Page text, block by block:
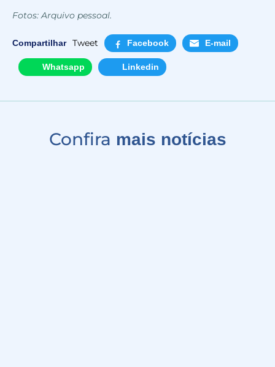
Fotos: Arquivo pessoal.
Compartilhar Tweet Facebook E-mail
Whatsapp Linkedin
Confira mais notícias